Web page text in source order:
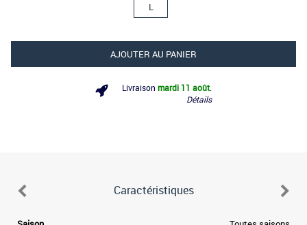
L
AJOUTER AU PANIER
Livraison mardi 11 août
Détails
Caractéristiques